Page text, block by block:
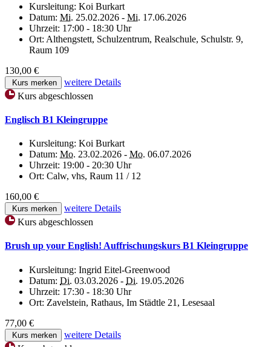
Kursleitung: Koi Burkart
Datum: Mi. 25.02.2026 - Mi. 17.06.2026
Uhrzeit: 17:00 - 18:30 Uhr
Ort: Althengstett, Schulzentrum, Realschule, Schulstr. 9,
Raum 109
130,00 €
Kurs merken
weitere Details
Kurs abgeschlossen
Englisch B1 Kleingruppe
Kursleitung: Koi Burkart
Datum: Mo. 23.02.2026 - Mo. 06.07.2026
Uhrzeit: 19:00 - 20:30 Uhr
Ort: Calw, vhs, Raum 11 / 12
160,00 €
Kurs merken
weitere Details
Kurs abgeschlossen
Brush up your English! Auffrischungskurs B1 Kleingruppe
Kursleitung: Ingrid Eitel-Greenwood
Datum: Di. 03.03.2026 - Di. 19.05.2026
Uhrzeit: 17:30 - 18:30 Uhr
Ort: Zavelstein, Rathaus, Im Städtle 21, Lesesaal
77,00 €
Kurs merken
weitere Details